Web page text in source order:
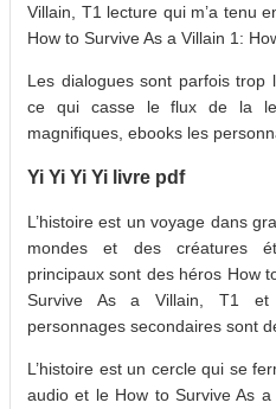
Villain, T1 lecture qui m’a tenu
How to Survive As a Villain 1:
Les dialogues sont parfois trop
ce qui casse le flux de la
magnifiques, ebooks les
Yi Yi Yi Yi livre pdf
L’histoire est un voyage dans
mondes et des créatures
principaux sont des héros How
Survive As a Villain, T1 et
personnages secondaires sont
L’histoire est un cercle qui se
audio et le How to Survive As